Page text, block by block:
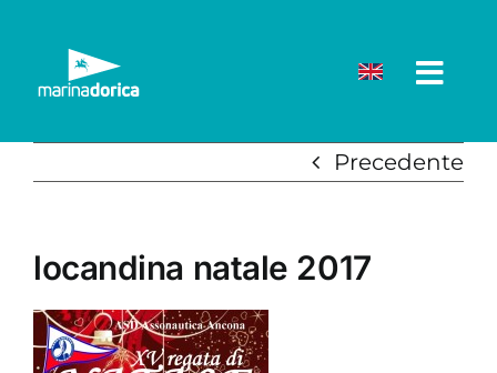
contenuto
Precedente
locandina natale 2017